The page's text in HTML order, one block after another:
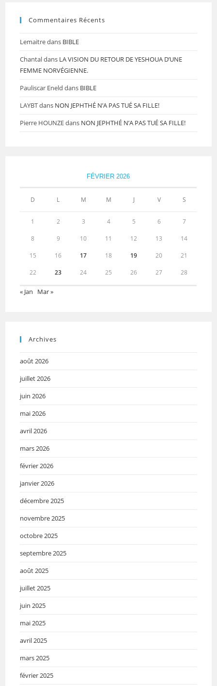
Commentaires Récents
Lemaitredans BIBLE
Chantaldans LA VISION DU RETOUR DE YESHOUA D’UNE
FEMME NORVÉGIENNE.
Pauliscar Eneld dans BIBLE
LAYBTdans NON JEPHTHÉ N’A PAS TUÉ SA FILLE!
Pierre HOUNZEdans NON JEPHTHÉ N’A PAS TUÉ SA FILLE!
FÉVRIER 2026
D L M M J V S
1 2 3 4 5 6 7
8 9 10 11 12 13 14
15 16 17 18 19 20 21
22 23 24 25 26 27 28
« Jan Mar »
Archives
août 2026
juillet 2026
juin 2026
mai 2026
avril 2026
mars 2026
février 2026
janvier 2026
décembre 2025
novembre 2025
octobre 2025
septembre 2025
août 2025
juillet 2025
juin 2025
mai 2025
avril 2025
mars 2025
février 2025